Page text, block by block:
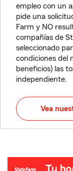
empleo con un
pide una
Farm y NO
compañías de
seleccionado
condiciones del
beneficios) las
independiente.
Vea